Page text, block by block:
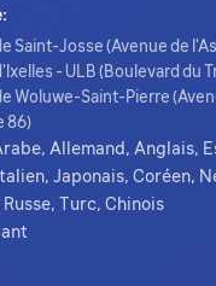
Saint-Josse (Avenue de
- ULB (Boulevard du
Woluwe-Saint-Pierre
86)
Allemand, Anglais,
Japonais, Coréen,
Turc, Chinois